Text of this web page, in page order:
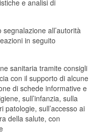
e analisi di
all’autorità
in seguito
sanitaria tramite consigli
con il supporto di alcune
di schede informative e
sull’infanzia, sulla
patologie, sull’accesso ai
della salute, con